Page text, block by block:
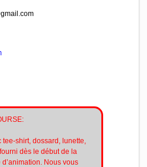
shirt, dossard, lunette,
dès le début de la
Nous vous